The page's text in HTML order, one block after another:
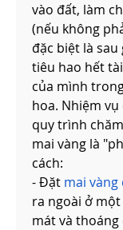
vào đất, làm
(nếu không
đặc biệt là sau
tiêu hao hết
của mình
hoa. Nhiệm
quy trình
mai vàng là
cách:
- Đặt mai
ra ngoài ở
mát và